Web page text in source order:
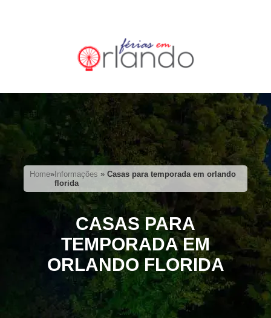
Home» Informações »Casas para temporada em orlando
florida
CASAS PARA
TEMPORADA EM
ORLANDO FLORIDA